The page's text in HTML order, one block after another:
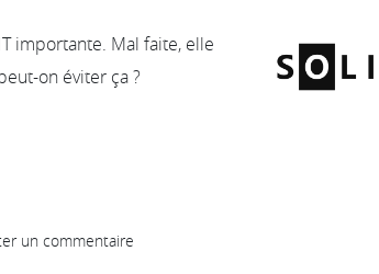
importante. Mal faite, elle
on éviter ça ?
un commentaire